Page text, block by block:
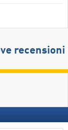
recensioni